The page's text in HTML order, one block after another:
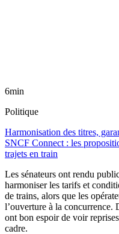
6min
Politique
Harmonisation des titres,
SNCF Connect : les
trajets en train
Les sénateurs ont rendu
harmoniser les tarifs et
de trains, alors que les
l’ouverture à la concurrence.
ont bon espoir de voir
cadre.